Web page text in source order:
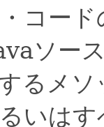
コー
ソー
るメ
いは